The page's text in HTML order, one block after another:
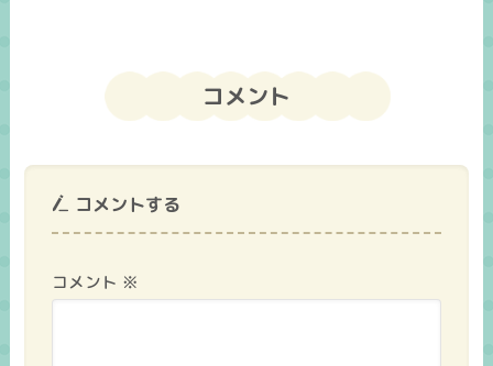
コメント
コメントする
コメント ※